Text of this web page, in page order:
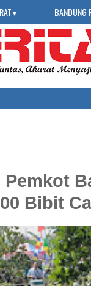
▼ BANDUNG
Pemkot
Bibit